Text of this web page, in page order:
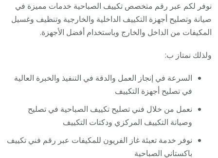
نوفر لكم عبر رقم متخصص تكييف الصباحية خدمات مميزة في
صيانة وتصليح أجهزة التكييف الداخلية والخارجية وتنظيف وغسيل
المكيفات من الداخل والخارج وباستخدام أفضل الأجهزة.
ولذلك نمتاز ب:
السرعة في إنجاز العمل والدقة في التنفيذ والخبرة العالية
في تصليح أجهزة التكييف
نعمل من خلال فني تصليح تكييف الصباحية في تصليح
وصيانة التكييف المركزي ودكتات التكييف
نوفر خدمة تعبئة غاز الفريون للمكيفات عبر رقم فني تكييف
باكستاني الصباحية